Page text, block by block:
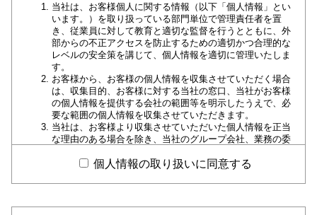
当社は、お客様個人に関する情報（以下「個人情報」とい
います。）を取り扱っている部門単位で管理責任者を置
き、従業員に対して教育と適切な監督を行うとともに、外
部からの不正アクセスを防止するための適切かつ合理的な
レベルの安全策を講じて、個人情報を適切に管理いたしま
す。
お客様から、お客様の個人情報を収集させていただく場合
は、収集目的、お客様に対する当社の窓口、当社がお客様
の個人情報を提供する会社の範囲等を明示したうえで、必
要な範囲の個人情報を収集させていただきます。
当社は、お客様より収集させていただいた個人情報を正当
な理由のある場合を除き、当社のグループ会社、業務の委
客様に有益と思われる商品情報、各種サービス情報をダイ
個人情報の取り扱いに同意する